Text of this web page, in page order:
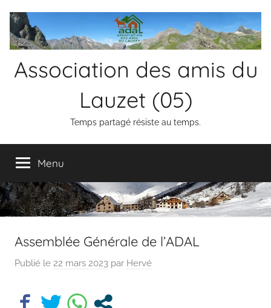
contenu
Association des amis du
Lauzet (05)
Temps partagé résiste au temps.
Menu
Assemblée Générale de l’ADAL
Publié le 22 mars 2023 par Hervé